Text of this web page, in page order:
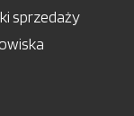
sprzedaży